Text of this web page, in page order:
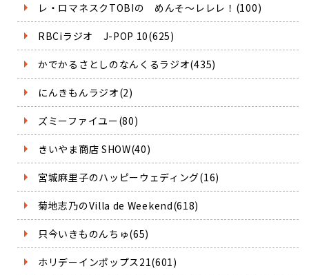
レ・ロマネスクTOBIの めんそ～レレレ！(100)
RBCiラジオ J-POP 10(625)
かでかるさとしのなんくるラジオ(435)
にんきもんラジオ(2)
ズミーファイユー(80)
きいやま商店 SHOW(40)
宮城麻里子のハッピーウェディング(16)
菊地志乃のVilla de Weekend(618)
只今いきものんちゅ(65)
ホリデーインポップス21(601)